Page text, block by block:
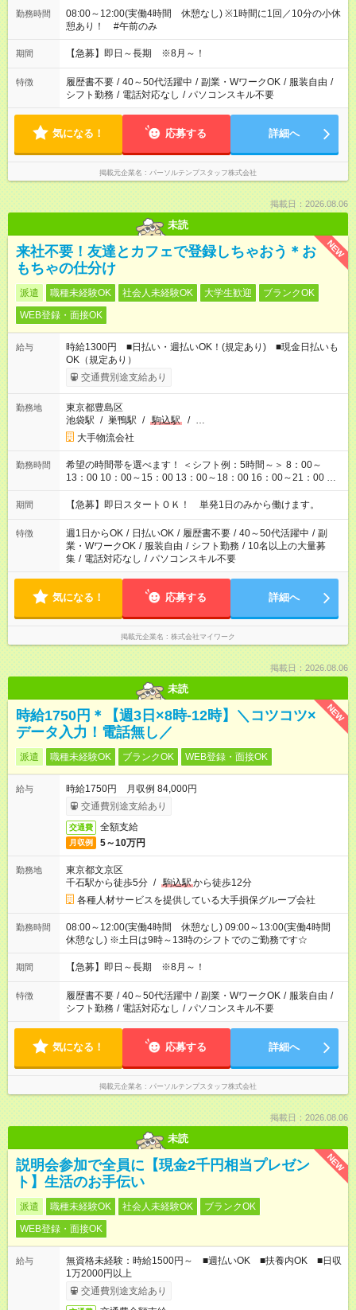
勤務時間
08:00～12:00(実働4時間 休憩なし) ※1時間に1回／10分の小休
憩あり！ #午前のみ
期間 【急募】即日～長期 ※8月～！
特徴 履歴書不要 / 40～50代活躍中 / 副業・WワークOK / 服装自由 /
シフト勤務 / 電話対応なし / パソコンスキル不要
気になる！ 応募する 詳細へ
掲載元企業名 パーソルテンプスタッフ株式会社
掲載日：2026.08.06
未読
NEW
来社不要！友達とカフェで登録しちゃおう＊お
もちゃの仕分け
派遣 職種未経験OK 社会人未経験OK 大学生歓迎
ブランクOK
WEB登録・面接OK
給与
時給1300円 ■日払い・週払いOK！(規定あり) ■現金日払いも
OK（規定あり）
交通費別途支給あり
勤務地
東京都豊島区
池袋駅 / 巣鴨駅 / 駒込駅 / …
大手物流会社
勤務時間
希望の時間帯を選べます！ ＜シフト例：5時間～＞ 8：00～
13：00 10：00～15：00 13：00～18：00 16：00～21：00 ＜
シフト例：8時間～＞ ・10：00～19：00 ・13：00～22：00 ・
22：00～翌6：00 など！是非ご希望をお聞かせください！
期間 【急募】即日スタートＯＫ！ 単発1日のみから働けます。
特徴 週1日からOK / 日払いOK / 履歴書不要 / 40～50代活躍中 / 副
業・WワークOK / 服装自由 / シフト勤務 / 10名以上の大量募
集 / 電話対応なし / パソコンスキル不要
気になる！ 応募する 詳細へ
掲載元企業名 株式会社マイワーク
掲載日：2026.08.06
未読
NEW
時給1750円＊【週3日×8時-12時】＼コツコツ×
データ入力！電話無し／
派遣 職種未経験OK ブランクOK WEB登録・面接OK
給与
時給1750円 月収例 84,000円
交通費別途支給あり
交通費 全額支給
月収例 5～10万円
勤務地
東京都文京区
千石駅から徒歩5分 / 駒込駅から徒歩12分
各種人材サービスを提供している大手損保グループ会社
勤務時間
08:00～12:00(実働4時間 休憩なし) 09:00～13:00(実働4時間
休憩なし) ※土日は9時～13時のシフトでのご勤務です☆
期間 【急募】即日～長期 ※8月～！
特徴 履歴書不要 / 40～50代活躍中 / 副業・WワークOK / 服装自由 /
シフト勤務 / 電話対応なし / パソコンスキル不要
気になる！ 応募する 詳細へ
掲載元企業名 パーソルテンプスタッフ株式会社
掲載日：2026.08.06
未読
NEW
説明会参加で全員に【現金2千円相当プレゼン
ト】生活のお手伝い
派遣 職種未経験OK 社会人未経験OK
ブランクOK
WEB登録・面接OK
給与
無資格未経験：時給1500円～ ■週払いOK ■扶養内OK ■日収
1万2000円以上
交通費別途支給あり